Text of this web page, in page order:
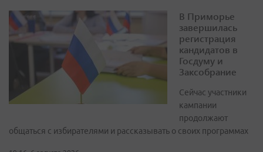
В Приморье
завершилась
регистрация
кандидатов в
Госдуму и
Заксобрание
Сейчас участники
кампании
продолжают
общаться с избирателями и рассказывать о своих программах